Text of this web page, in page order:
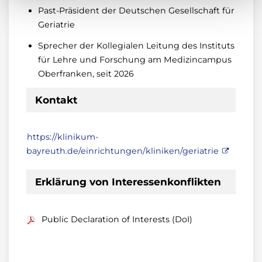
Past-Präsident der Deutschen Gesellschaft für
Geriatrie
Sprecher der Kollegialen Leitung des Instituts
für Lehre und Forschung am Medizincampus
Oberfranken, seit 2026
Kontakt
https://klinikum-
bayreuth.de/einrichtungen/kliniken/geriatrie
Erklärung von Interessenkonflikten
Public Declaration of Interests (DoI)